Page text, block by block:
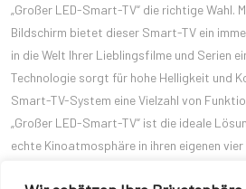
„Großer LED-Smart-TV“ die richtige Wahl.
Bildschirm bietet dieser Smart-TV ein
in die Welt Ihrer Lieblingsfilme und Serien
Technologie sorgt für hohe Helligkeit und
Smart-TV-System eine Vielzahl von
„Großer LED-Smart-TV“ ist die ideale
echte Kinoatmosphäre in ihren eigenen